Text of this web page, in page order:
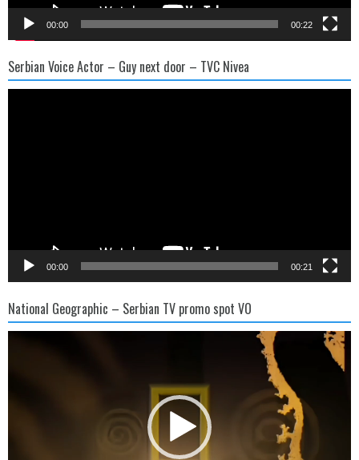
00:00 00:22
Serbian Voice Actor – Guy next door – TVC Nivea
00:00 00:21
National Geographic – Serbian TV promo spot VO